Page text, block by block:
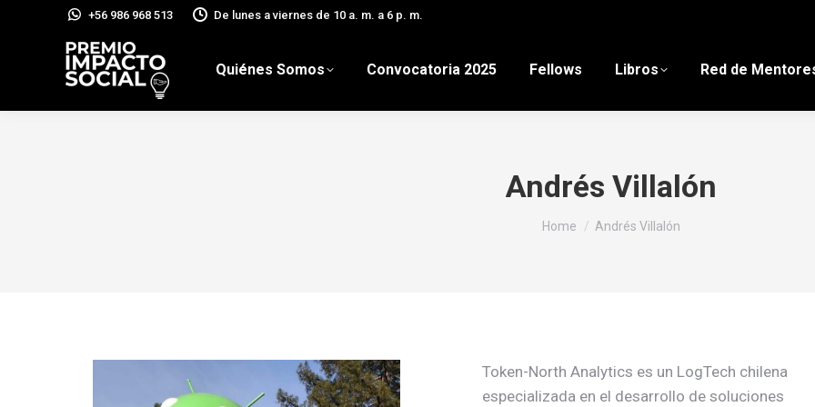
+56 986 968 513 De lunes a viernes de 10 a. m. a 6 p. m.
Quiénes Somos Convocatoria 2025 Fellows Libros Red de
Andrés Villalón
You are here:
Home Andrés Villalón
Token-North Analytics es un LogTech chilena
especializada en el desarrollo de soluciones